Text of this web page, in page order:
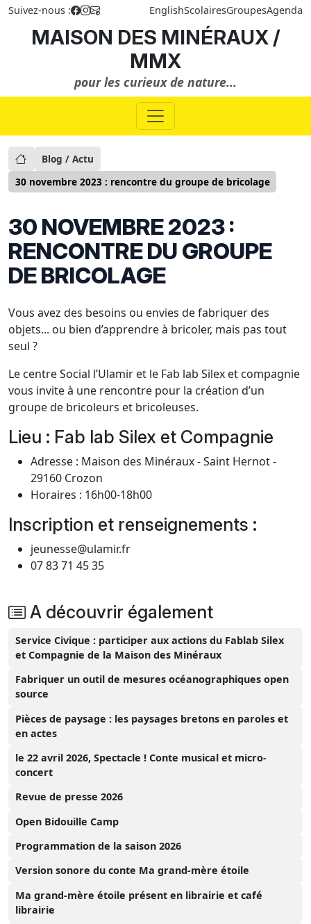
Suivez-nous : EnglishScolairesGroupesAgenda
MAISON DES MINÉRAUX /
MMX
pour les curieux de nature...
Blog / Actu
30 novembre 2023 : rencontre du groupe de bricolage
30 NOVEMBRE 2023 :
RENCONTRE DU GROUPE
DE BRICOLAGE
Vous avez des besoins ou envies de fabriquer des
objets... ou bien d’apprendre à bricoler, mais pas tout
seul ?
Le centre Social l’Ulamir et le Fab lab Silex et compagnie
vous invite à une rencontre pour la création d’un
groupe de bricoleurs et bricoleuses.
Lieu : Fab lab Silex et Compagnie
Adresse : Maison des Minéraux - Saint Hernot -
29160 Crozon
Horaires : 16h00-18h00
Inscription et renseignements :
jeunesse@ulamir.fr
07 83 71 45 35
A découvrir également
Service Civique : participer aux actions du Fablab Silex
et Compagnie de la Maison des Minéraux
Fabriquer un outil de mesures océanographiques open
source
Pièces de paysage : les paysages bretons en paroles et
en actes
le 22 avril 2026, Spectacle ! Conte musical et micro-
concert
Revue de presse 2026
Open Bidouille Camp
Programmation de la saison 2026
Version sonore du conte Ma grand-mère étoile
Ma grand-mère étoile présent en librairie et café
librairie